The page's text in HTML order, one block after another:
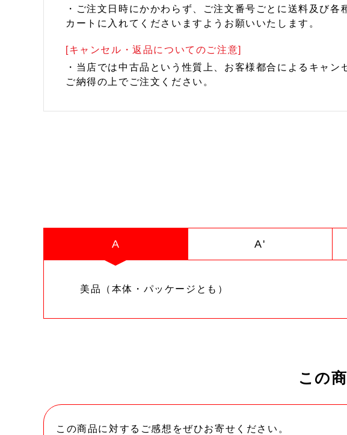
・ご注文日時にかかわらず、ご注文番号ごとに送料及び
カートに入れてくださいますようお願いいたします。
[キャンセル・返品についてのご注意]
・当店では中古品という性質上、お客様都合によるキャ
ご納得の上でご注文ください。
A A'
美品（本体・パッケージとも）
この
この商品に対するご感想をぜひお寄せください。